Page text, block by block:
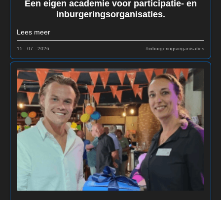
Een eigen academie voor participatie- en
inburgeringsorganisaties.
Lees meer
15 - 07 - 2026 #inburgeringsorganisaties